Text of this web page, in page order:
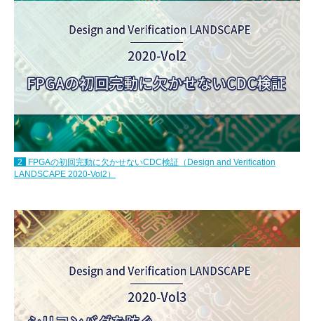
2
FPGAの初回完動に欠かせないCDC検証（Design and Verification
LANDSCAPE 2020-Vol2）